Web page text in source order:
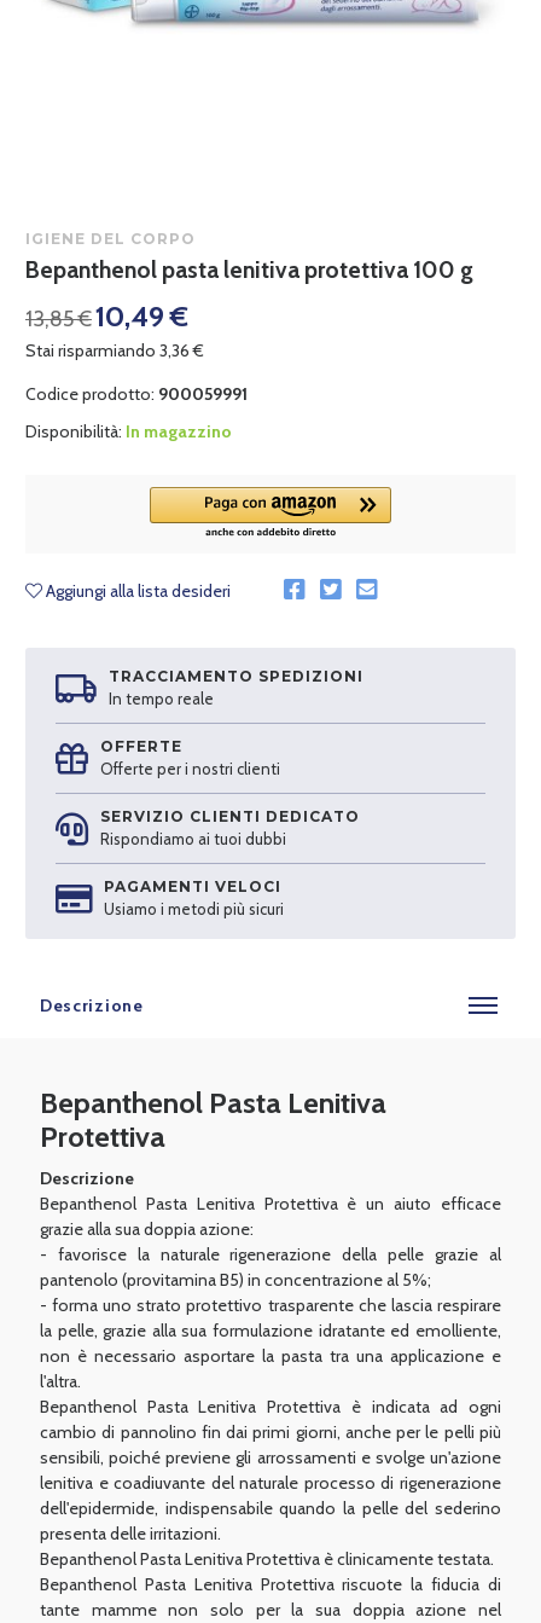
IGIENE DEL CORPO
Bepanthenol pasta lenitiva protettiva 100 g
13,85 €10,49 €
Stai risparmiando 3,36 €
Codice prodotto: 900059991
Disponibilità: In magazzino
Aggiungi alla lista desideri
TRACCIAMENTO SPEDIZIONI
In tempo reale
OFFERTE
Offerte per i nostri clienti
SERVIZIO CLIENTI DEDICATO
Rispondiamo ai tuoi dubbi
PAGAMENTI VELOCI
Usiamo i metodi più sicuri
Descrizione
Bepanthenol Pasta Lenitiva
Protettiva
Descrizione
Bepanthenol Pasta Lenitiva Protettiva è un aiuto efficace
grazie alla sua doppia azione:
- favorisce la naturale rigenerazione della pelle grazie al
pantenolo (provitamina B5) in concentrazione al 5%;
- forma uno strato protettivo trasparente che lascia respirare
la pelle, grazie alla sua formulazione idratante ed emolliente,
non è necessario asportare la pasta tra una applicazione e
l'altra.
Bepanthenol Pasta Lenitiva Protettiva è indicata ad ogni
cambio di pannolino fin dai primi giorni, anche per le pelli più
sensibili, poiché previene gli arrossamenti e svolge un'azione
lenitiva e coadiuvante del naturale processo di rigenerazione
dell'epidermide, indispensabile quando la pelle del sederino
presenta delle irritazioni.
Bepanthenol Pasta Lenitiva Protettiva è clinicamente testata.
Bepanthenol Pasta Lenitiva Protettiva riscuote la fiducia di
tante mamme non solo per la sua doppia azione nel